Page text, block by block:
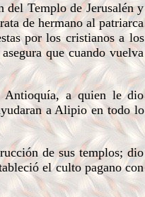
Templo de Jerusalén y
de hermano al patriarca
por los cristianos a los
que cuando vuelva
Antioquía, a quien le dio
a Alipio en todo lo
de sus templos; dio
el culto pagano con